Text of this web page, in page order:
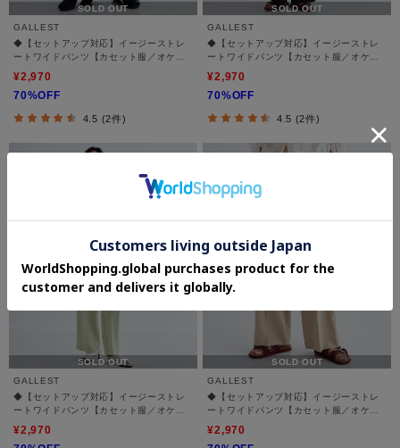
SOLD OUT
GALLEST
◆【セットアップ対応】イージーストレ
ートワイドパンツ【カセット服／オケー
¥2,970
70%OFF
4.5 (2件)
SOLD OUT
GALLEST
◆【セットアップ対応】イージーストレ
ートワイドパンツ【カセット服／オケー
¥2,970
70%OFF
4.5 (2件)
SOLD OUT
GALLEST
◆【セットアップ対応】イージーストレ
ートワイドパンツ【カセット服／オケー
¥2,970
SOLD OUT
GALLEST
◆【セットアップ対応】イージーストレ
ートワイドパンツ【カセット服／オケー
¥2,970